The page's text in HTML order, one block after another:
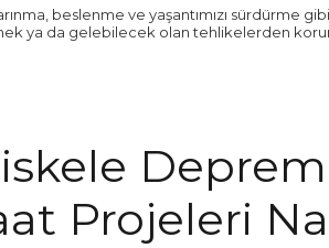
beslenme ve yaşantımızı sürdürme
ya da gelebilecek olan tehlikelerden
Projeleri